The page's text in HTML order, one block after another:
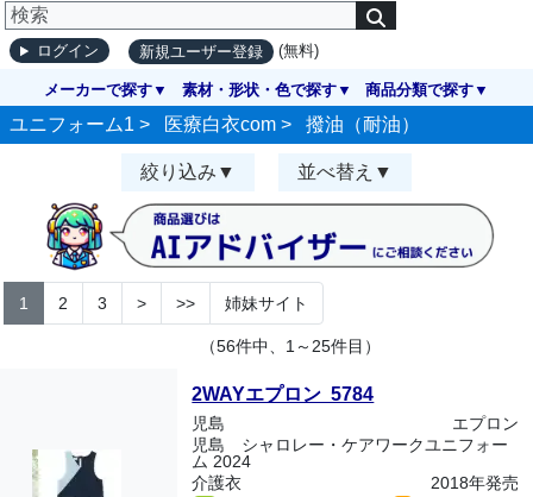
ログイン 新規ユーザー登録 (無料)
メーカーで探す 素材・形状・色で探す 商品分類で探す
ユニフォーム1 > 医療白衣com > 撥油（耐油）
絞り込み 並べ替え
1 2 3 > >> 姉妹サイト
（56件中、1～25件目）
2WAYエプロン 5784
児島
エプロン
児島 シャロレー・ケアワークユニフォー
ム 2024
介護衣
2018年発売